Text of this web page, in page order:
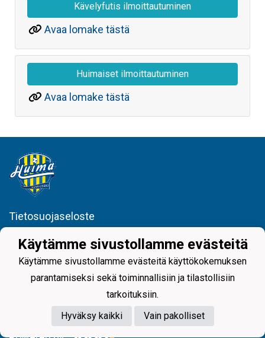
Kävelyfutis ilmoittautuminen
Avaa lomake tästä
Huimaiset ilmoittautuminen
Avaa lomake tästä
Tietosuojaseloste
Juniorijalkapallo Huima
minna.porrassalmi@huimajuniorijalkapallo.fi
@huimajuniorijalkapallo
Käytämme sivustollamme evästeitä
Käytämme sivustollamme evästeitä käyttökokemuksen
parantamiseksi sekä toiminnallisiin ja tilastollisiin
tarkoituksiin.
Hyväksy kaikki
Vain pakolliset